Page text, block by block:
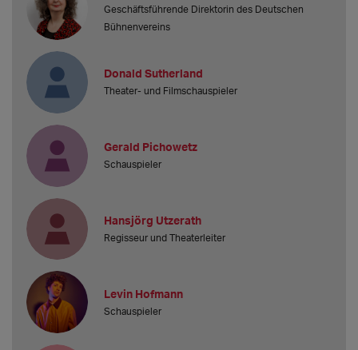
Geschäftsführende Direktorin des Deutschen
Bühnenvereins
Donald Sutherland
Theater- und Filmschauspieler
Gerald Pichowetz
Schauspieler
Hansjörg Utzerath
Regisseur und Theaterleiter
Levin Hofmann
Schauspieler